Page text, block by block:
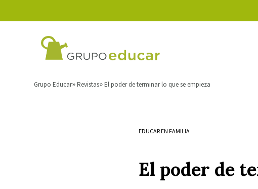
Grupo Educar Revistas El poder de terminar lo que se empieza
EDUCAR EN FAMILIA
El poder de